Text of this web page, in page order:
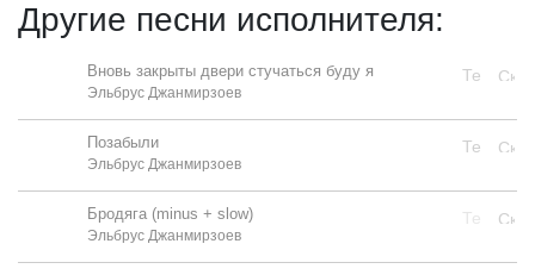
Другие песни исполнителя:
Вновь закрыты двери стучаться буду я
Эльбрус Джанмирзоев
Позабыли
Эльбрус Джанмирзоев
Бродяга (minus + slow)
Эльбрус Джанмирзоев